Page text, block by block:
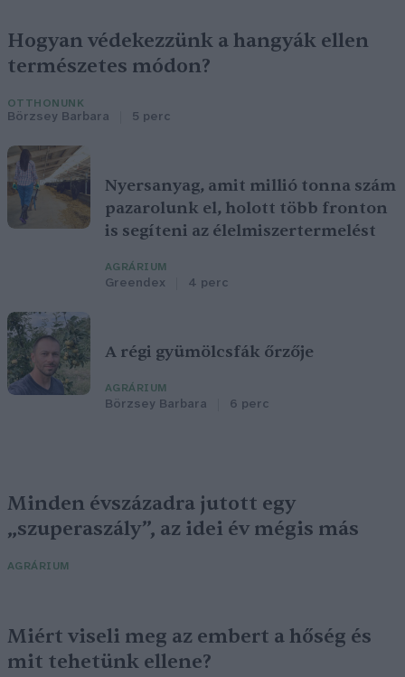
Hogyan védekezzünk a hangyák ellen
természetes módon?
OTTHONUNK
Börzsey Barbara 5 perc
Nyersanyag, amit millió tonna szám
pazarolunk el, holott több fronton
is segíteni az élelmiszertermelést
AGRÁRIUM
Greendex 4 perc
A régi gyümölcsfák őrzője
AGRÁRIUM
Börzsey Barbara 6 perc
Minden évszázadra jutott egy
„szuperaszály”, az idei év mégis más
AGRÁRIUM
Miért viseli meg az embert a hőség és
mit tehetünk ellene?